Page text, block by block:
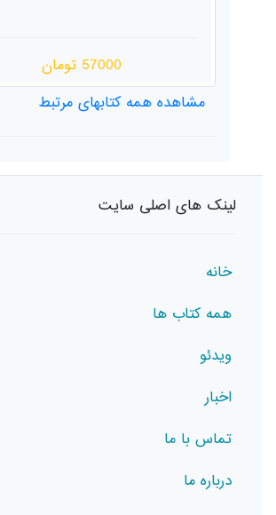
120000 تومان
مشاهده همه کتابهای مرتبط
لینک های اصلی سایت
خانه
همه کتاب ها
ویدئو
اخبار
تماس با ما
درباره ما